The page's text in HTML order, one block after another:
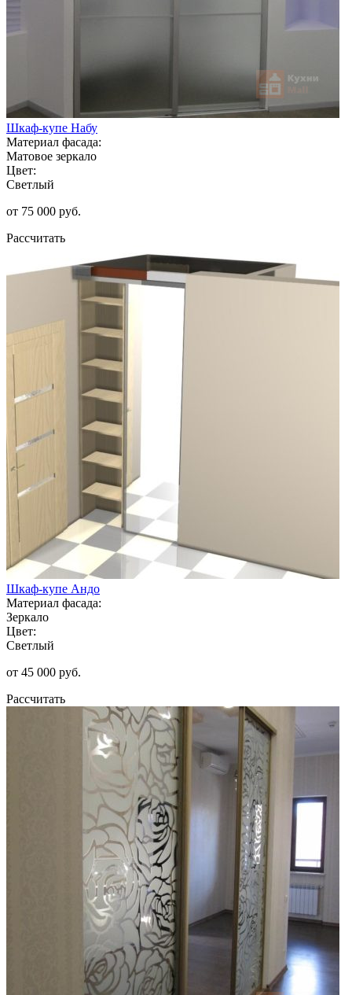
Шкаф-купе Набу
Материал фасада:
Матовое зеркало
Цвет:
Светлый
от 75 000 руб.
Рассчитать
Шкаф-купе Андо
Материал фасада:
Зеркало
Цвет:
Светлый
от 45 000 руб.
Рассчитать